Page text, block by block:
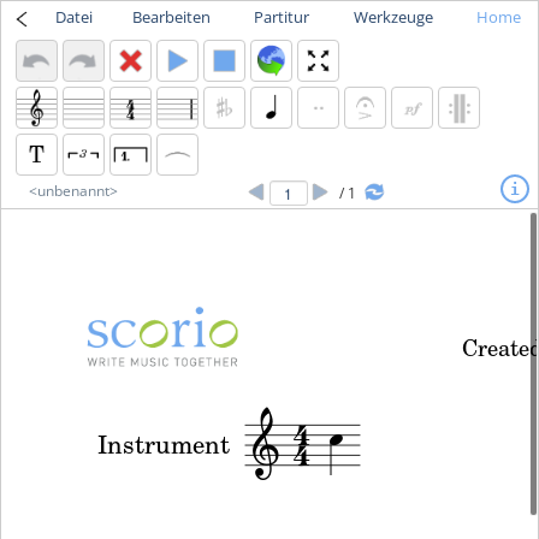
Datei Bearbeiten Partitur Werkzeuge Home
<unbenannt> / 1 i
4
4
 
Instrument